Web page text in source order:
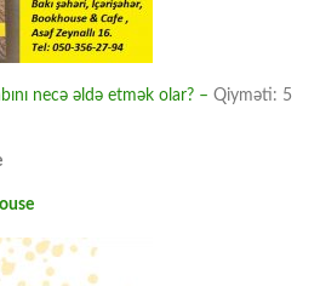
necə əldə etmək olar? – Qiyməti: 5